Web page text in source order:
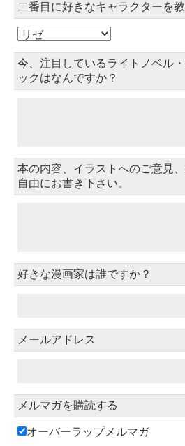
二番目に好きなキャラクターを教
今、注目しているライトノベル
ックはなんですか？
本の内容、イラストへのご意見
自由にお書き下さい。
好きな漫画家は誰ですか？
メールアドレス
メルマガを購読する
オーバーラップメルマガ